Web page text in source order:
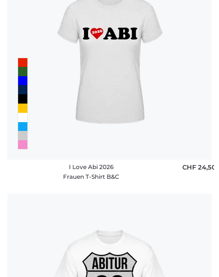
I Love Abi 2026
Frauen T-Shirt B&C
CHF 24,50